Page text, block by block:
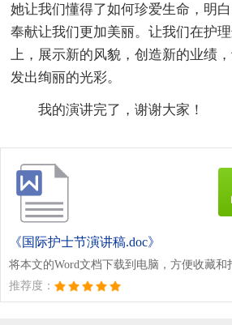
她让我们懂得了如何珍爱生命，明
奉献让我们更加美丽。让我们在护
上，展示新的风貌，创造新的业绩
发出绚丽的光彩。
我的演讲完了，谢谢大家！
《国际护士节演讲稿.doc》
将本文的Word文档下载到电脑，方便收藏和
推荐度：